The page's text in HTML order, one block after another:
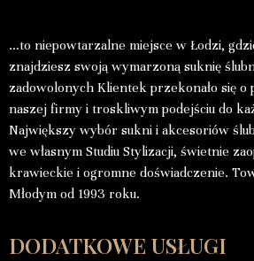
…to niepowtarzalne miejsce w Łodzi,
znajdziesz swoją wymarzoną suknię
zadowolonych Klientek przekonało się o
naszej firmy i troskliwym podejściu do
Największy wybór sukni i akcesoriów
we własnym Studiu Stylizacji, świetnie
krawieckie i ogromne doświadczenie.
Młodym od 1993 roku.
DODATKOWE USŁUGI